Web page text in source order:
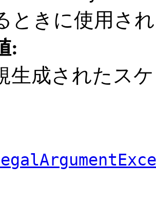
ときに使用さ
:
生成されたス